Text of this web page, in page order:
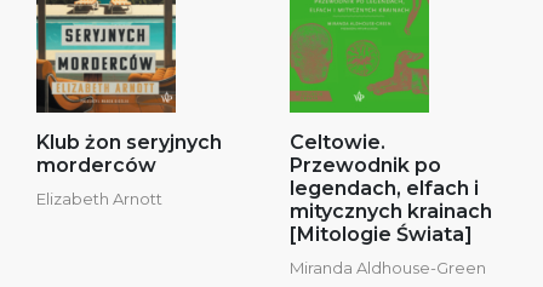
Klub żon seryjnych
morderców
Elizabeth Arnott
Celtowie.
Przewodnik po
legendach, elfach i
mitycznych krainach
[Mitologie Świata]
Miranda Aldhouse-Green